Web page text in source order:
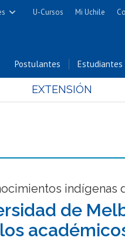
Físicas y Matemáticas
y Farmacéuticas
Avanzados en Educación
y Tecnología de
U-Cursos Mi Uchile
Postulantes Estudiantes
EXTENSIÓN
indígenas
de